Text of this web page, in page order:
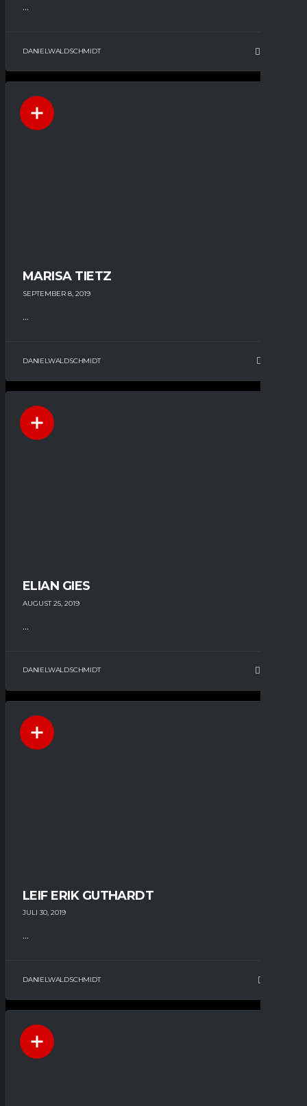
...
DANIELWALDSCHMIDT
MARISA TIETZ
SEPTEMBER 8, 2019
...
DANIELWALDSCHMIDT
ELIAN GIES
AUGUST 25, 2019
...
DANIELWALDSCHMIDT
LEIF ERIK GUTHARDT
JULI 30, 2019
...
DANIELWALDSCHMIDT